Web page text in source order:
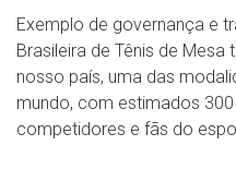
Exemplo de governança e
Brasileira de Tênis de Mesa
nosso país, uma das
mundo, com estimados
competidores e fãs do